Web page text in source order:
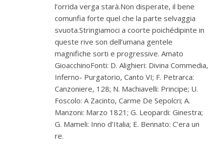
l’orrida verga starà.Non disperate, il bene
comunfia forte quel che la parte selvaggia
svuota.Stringiamoci a coorte poichédipinte in
queste rive son dell’umana gentele
magnifiche sorti e progressive. Amato
GioacchinoFonti: D. Alighieri: Divina Commedia,
Inferno- Purgatorio, Canto VI; F. Petrarca:
Canzoniere, 128; N. Machiavelli: Principe; U.
Foscolo: A Zacinto, Carme De Sepolcri; A.
Manzoni: Marzo 1821; G. Leopardi: Ginestra;
G. Mameli: Inno d’Italia; E. Bennato: C’era un
re.